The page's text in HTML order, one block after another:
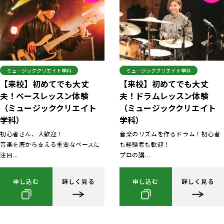
ミュージッククリエイト学科
【来校】初めてでも大丈
夫！ベースレッスン体験
（ミュージッククリエイト
学科）
初心者さん、大歓迎！
音楽を底から支える重要なベースに
注目...
申し込む 詳しく見る
ミュージッククリエイト学科
【来校】初めてでも大丈
夫！ドラムレッスン体験
（ミュージッククリエイト
学科）
音楽のリズムを作るドラム！初心者
も経験者も歓迎！
プロの講...
申し込む 詳しく見る